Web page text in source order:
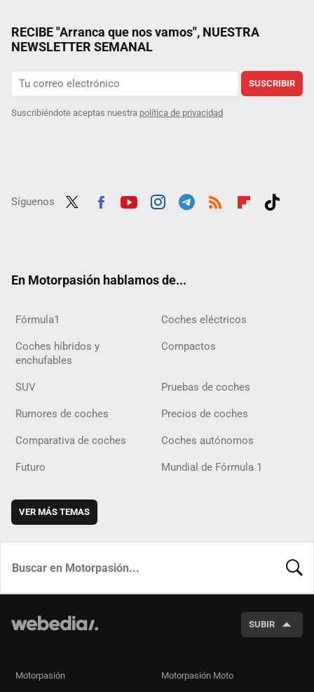
RECIBE "Arranca que nos vamos", NUESTRA
NEWSLETTER SEMANAL
SUSCRIBIR
Suscribiéndote aceptas nuestra política de privacidad
Síguenos
En Motorpasión hablamos de...
Fórmula1 Coches eléctricos
Coches híbridos y
enchufables
Compactos
SUV Pruebas de coches
Rumores de coches Precios de coches
Comparativa de coches Coches autónomos
Futuro Mundial de Fórmula 1
VER MÁS TEMAS
SUBIR
Motorpasión Motorpasión Moto